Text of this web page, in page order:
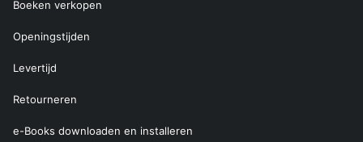
Boeken verkopen
Openingstijden
Levertijd
Retourneren
e-Books downloaden en installeren